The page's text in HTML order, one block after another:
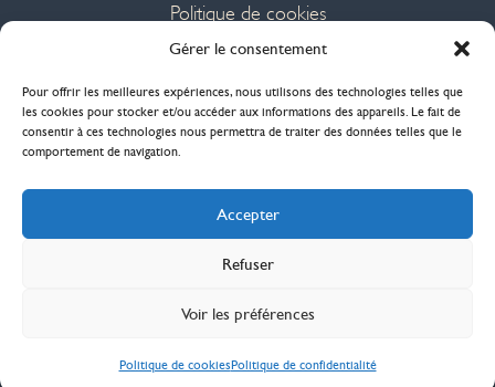
Gérer le consentement
Pour offrir les meilleures expériences, nous utilisons des technologies telles que
les cookies pour stocker et/ou accéder aux informations des appareils. Le fait de
consentir à ces technologies nous permettra de traiter des données telles que le
comportement de navigation.
Accepter
Refuser
Voir les préférences
Politique de cookiesPolitique de confidentialité
Politique de cookies
Plan du site
Des créations façonnées à la main en France,
en pièces uniques ou en petites séries,
par des artisans d'art.
imaginé et portée par Ateliers d'Art de France.